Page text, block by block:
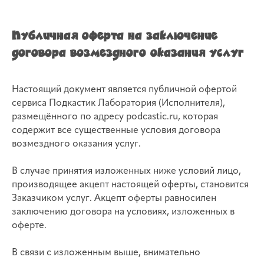
Публичная оферта на заключение
договора возмездного оказания услуг
Настоящий документ является публичной офертой
сервиса Подкастик Лаборатория (Исполнителя),
размещённого по адресу podcastic.ru, которая
содержит все существенные условия договора
возмездного оказания услуг.
В случае принятия изложенных ниже условий лицо,
производящее акцепт настоящей оферты, становится
Заказчиком услуг. Акцепт оферты равносилен
заключению договора на условиях, изложенных в
оферте.
В связи с изложенным выше, внимательно